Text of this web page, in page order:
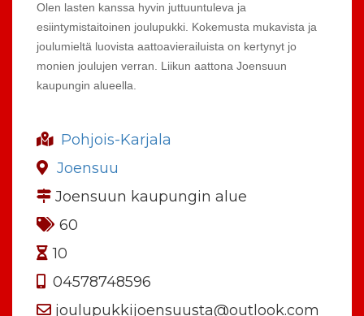
Olen lasten kanssa hyvin juttuuntuleva ja
esiintymistaitoinen joulupukki. Kokemusta mukavista ja
joulumieltä luovista aattoavierailuista on kertynyt jo
monien joulujen verran. Liikun aattona Joensuun
kaupungin alueella.
Pohjois-Karjala
Joensuu
Joensuun kaupungin alue
60
10
04578748596
joulupukkijoensuusta@outlook.com